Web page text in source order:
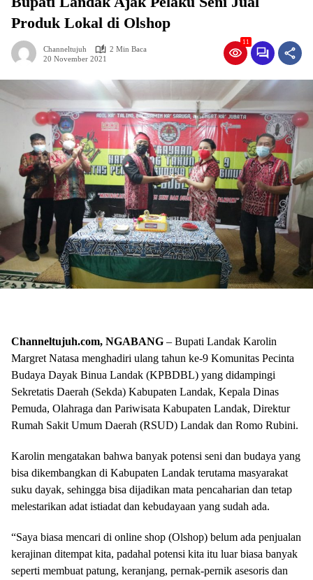
Produk Lokal di Olshop
Channeltujuh
2 Min Baca
20 November 2021
11
Channeltujuh.com, NGABANG – Bupati Landak Karolin
Margret Natasa menghadiri ulang tahun ke-9 Komunitas Pecinta
Budaya Dayak Binua Landak (KPBDBL) yang didampingi
Sekretatis Daerah (Sekda) Kabupaten Landak, Kepala Dinas
Pemuda, Olahraga dan Pariwisata Kabupaten Landak, Direktur
Rumah Sakit Umum Daerah (RSUD) Landak dan Romo Rubini.
Karolin mengatakan bahwa banyak potensi seni dan budaya yang
bisa dikembangkan di Kabupaten Landak terutama masyarakat
suku dayak, sehingga bisa dijadikan mata pencaharian dan tetap
melestarikan adat istiadat dan kebudayaan yang sudah ada.
“Saya biasa mencari di online shop (Olshop) belum ada penjualan
kerajinan ditempat kita, padahal potensi kita itu luar biasa banyak
seperti membuat patung, keranjang, pernak-pernik asesoris dan